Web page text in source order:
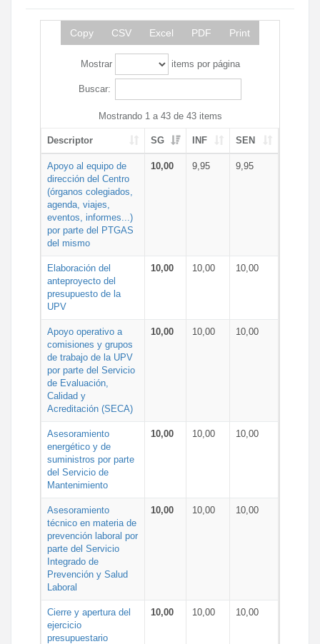
Copy CSV Excel PDF Print
Mostrar items por página
Buscar:
Mostrando 1 a 43 de 43 items
Descriptor SG INF SEN
Apoyo al equipo de
dirección del Centro
(órganos colegiados,
agenda, viajes,
eventos, informes...)
por parte del PTGAS
del mismo
10,00 9,95 9,95
Elaboración del
anteproyecto del
presupuesto de la
UPV
10,00 10,00 10,00
Apoyo operativo a
comisiones y grupos
de trabajo de la UPV
por parte del Servicio
de Evaluación,
Calidad y
Acreditación (SECA)
10,00 10,00 10,00
Asesoramiento
energético y de
suministros por parte
del Servicio de
Mantenimiento
10,00 10,00 10,00
Asesoramiento
técnico en materia de
prevención laboral por
parte del Servicio
Integrado de
Prevención y Salud
Laboral
10,00 10,00 10,00
Cierre y apertura del
ejercicio
presupuestario
10,00 10,00 10,00